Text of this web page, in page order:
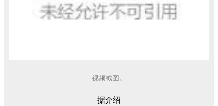
视频截图。
据介绍